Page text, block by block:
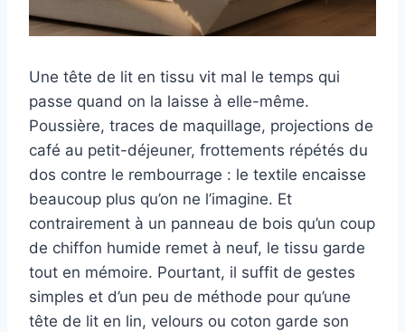
Une tête de lit en tissu vit mal le temps qui
passe quand on la laisse à elle-même.
Poussière, traces de maquillage, projections de
café au petit-déjeuner, frottements répétés du
dos contre le rembourrage : le textile encaisse
beaucoup plus qu’on ne l’imagine. Et
contrairement à un panneau de bois qu’un coup
de chiffon humide remet à neuf, le tissu garde
tout en mémoire. Pourtant, il suffit de gestes
simples et d’un peu de méthode pour qu’une
tête de lit en lin, velours ou coton garde son